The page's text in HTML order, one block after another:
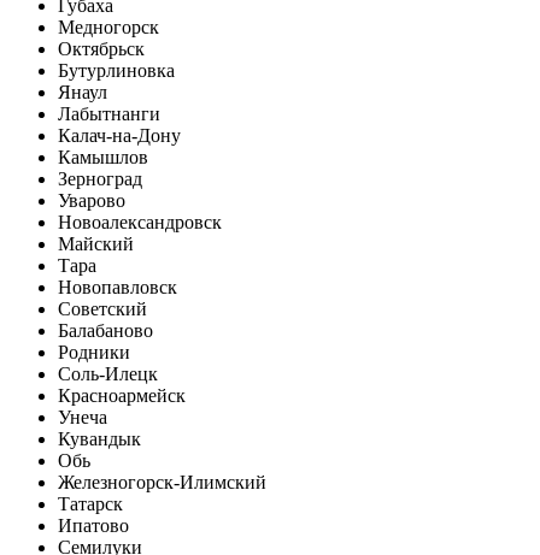
Губаха
Медногорск
Октябрьск
Бутурлиновка
Янаул
Лабытнанги
Калач-на-Дону
Камышлов
Зерноград
Уварово
Новоалександровск
Майский
Тара
Новопавловск
Советский
Балабаново
Родники
Соль-Илецк
Красноармейск
Унеча
Кувандык
Обь
Железногорск-Илимский
Татарск
Ипатово
Семилуки